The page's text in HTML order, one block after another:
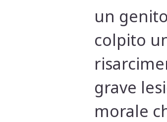
un
colpito
grave
morale